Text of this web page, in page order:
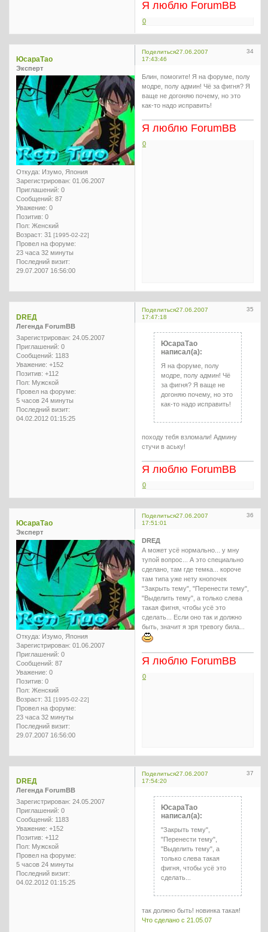
Я люблю ForumBB
0
Поделиться 34
27.06.2007
17:43:46
ЮсараТао
Эксперт
Откуда: Изумо, Япония
Зарегистрирован: 01.06.2007
Приглашений: 0
Сообщений: 87
Уважение: 0
Позитив: 0
Пол: Женский
Возраст: 31 [1995-02-22]
Провел на форуме:
23 часа 32 минуты
Последний визит:
29.07.2007 16:56:00
Блин, помогите! Я на форуме, полу
модре, полу админ! Чё за фигня? Я
ваще не догоняю почему, но это
как-то надо исправить!
Я люблю ForumBB
0
Поделиться 35
27.06.2007
17:47:18
DREД
Легенда ForumBB
Зарегистрирован: 24.05.2007
Приглашений: 0
Сообщений: 1183
Уважение: +152
Позитив: +112
Пол: Мужской
Провел на форуме:
5 часов 24 минуты
Последний визит:
04.02.2012 01:15:25
ЮсараТао
написал(а):
Я на форуме, полу
модре, полу админ! Чё
за фигня? Я ваще не
догоняю почему, но это
как-то надо исправить!
походу тебя взломали! Админу
стучи в аську!
Я люблю ForumBB
0
Поделиться 36
27.06.2007
17:51:01
ЮсараТао
Эксперт
Откуда: Изумо, Япония
Зарегистрирован: 01.06.2007
Приглашений: 0
Сообщений: 87
Уважение: 0
Позитив: 0
Пол: Женский
Возраст: 31 [1995-02-22]
Провел на форуме:
23 часа 32 минуты
Последний визит:
29.07.2007 16:56:00
DREД
А может усё нормально... у мну
тупой вопрос... А это специально
сделано, там где темка... короче
там типа уже нету кнопочек
"Закрыть тему", "Перенести тему",
"Выделить тему", а только слева
такая фигня, чтобы усё это
сделать... Если оно так и должно
быть, значит я зря тревогу била...
Я люблю ForumBB
0
Поделиться 37
27.06.2007
17:54:20
DREД
Легенда ForumBB
Зарегистрирован: 24.05.2007
Приглашений: 0
Сообщений: 1183
Уважение: +152
Позитив: +112
Пол: Мужской
Провел на форуме:
5 часов 24 минуты
Последний визит:
04.02.2012 01:15:25
ЮсараТао
написал(а):
"Закрыть тему",
"Перенести тему",
"Выделить тему", а
только слева такая
фигня, чтобы усё это
сделать...
так должно быть! новинка такая!
Что сделано с 21.05.07